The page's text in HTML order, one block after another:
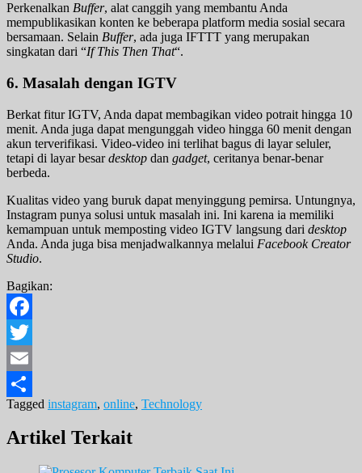
Perkenalkan Buffer, alat canggih yang membantu Anda
mempublikasikan konten ke beberapa platform media sosial secara
bersamaan. Selain Buffer, ada juga IFTTT yang merupakan
singkatan dari “If This Then That“.
6. Masalah dengan IGTV
Berkat fitur IGTV, Anda dapat membagikan video potrait hingga 10
menit. Anda juga dapat mengunggah video hingga 60 menit dengan
akun terverifikasi. Video-video ini terlihat bagus di layar seluler,
tetapi di layar besardesktop dan gadget, ceritanya benar-benar
berbeda.
Kualitas video yang buruk dapat menyinggung pemirsa. Untungnya,
Instagram punya solusi untuk masalah ini. Ini karena ia memiliki
kemampuan untuk memposting video IGTV langsung dari desktop
Anda. Anda juga bisa menjadwalkannya melalui Facebook Creator
Studio.
Bagikan:
Facebook
Twitter
Email
Share
Tagged instagram, online, Technology
Artikel Terkait